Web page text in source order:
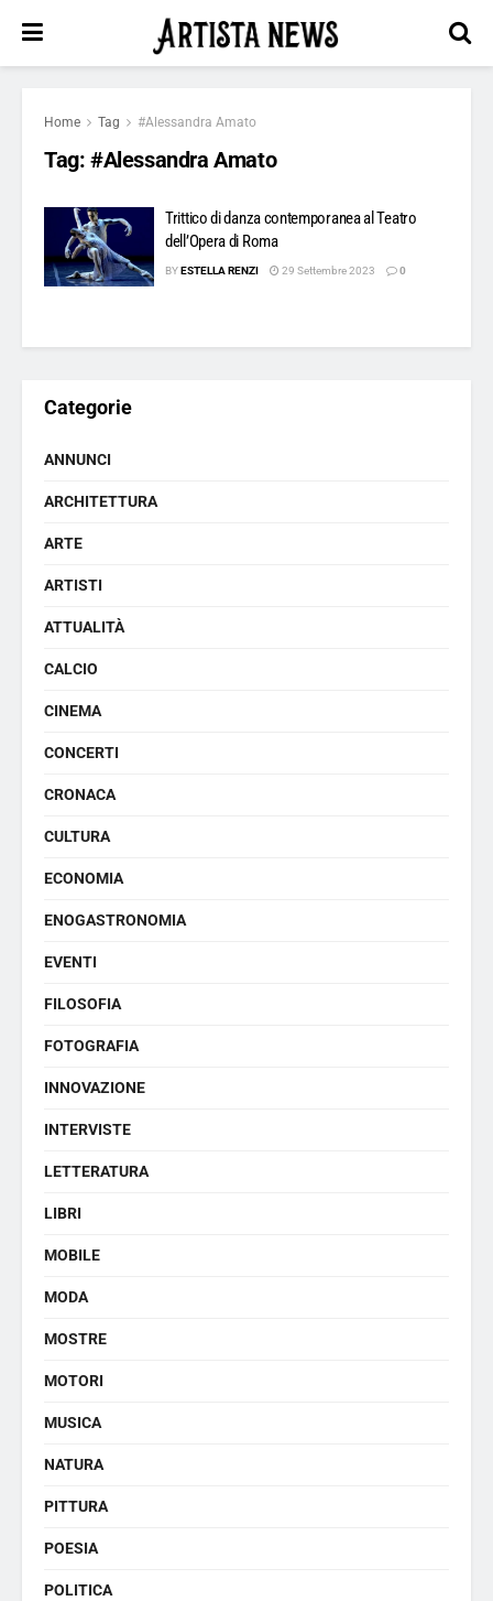
Home Tag #Alessandra Amato
Tag: #Alessandra Amato
Trittico di danza contemporanea al Teatro
dell’Opera di Roma
BYESTELLA RENZI 29 Settembre 2023 0
Categorie
ANNUNCI
ARCHITETTURA
ARTE
ARTISTI
ATTUALITÀ
CALCIO
CINEMA
CONCERTI
CRONACA
CULTURA
ECONOMIA
ENOGASTRONOMIA
EVENTI
FILOSOFIA
FOTOGRAFIA
INNOVAZIONE
INTERVISTE
LETTERATURA
LIBRI
MOBILE
MODA
MOSTRE
MOTORI
MUSICA
NATURA
PITTURA
POESIA
POLITICA